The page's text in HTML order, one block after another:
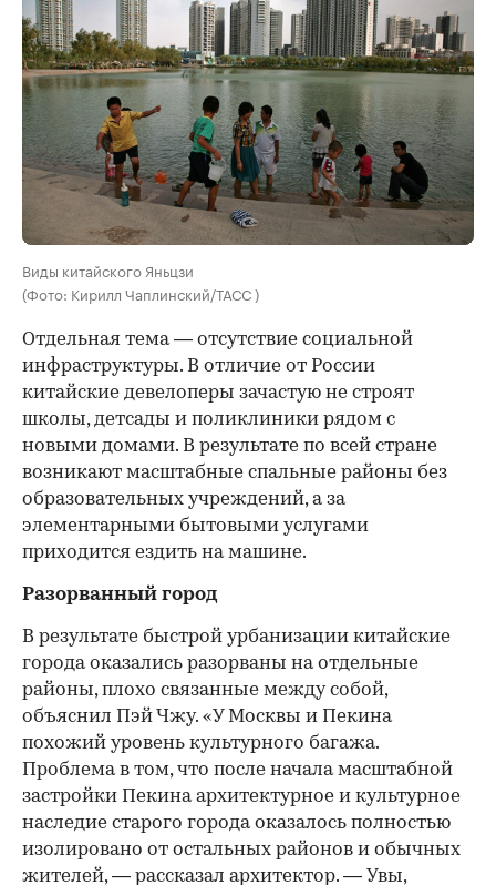
Виды китайского Яньцзи
(Фото: Кирилл Чаплинский/ТАСС )
Отдельная тема — отсутствие социальной
инфраструктуры. В отличие от России
китайские девелоперы зачастую не строят
школы, детсады и поликлиники рядом с
новыми домами. В результате по всей стране
возникают масштабные спальные районы без
образовательных учреждений, а за
элементарными бытовыми услугами
приходится ездить на машине.
Разорванный город
В результате быстрой урбанизации китайские
города оказались разорваны на отдельные
районы, плохо связанные между собой,
объяснил Пэй Чжу. «У Москвы и Пекина
похожий уровень культурного багажа.
Проблема в том, что после начала масштабной
застройки Пекина архитектурное и культурное
наследие старого города оказалось полностью
изолировано от остальных районов и обычных
жителей, — рассказал архитектор. — Увы,